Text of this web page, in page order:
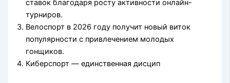
ставок благодаря росту активности онлайн-
турниров.
Велоспорт в 2026 году получит новый виток
популярности с привлечением молодых
гонщиков.
Киберспорт — единственная дисцип